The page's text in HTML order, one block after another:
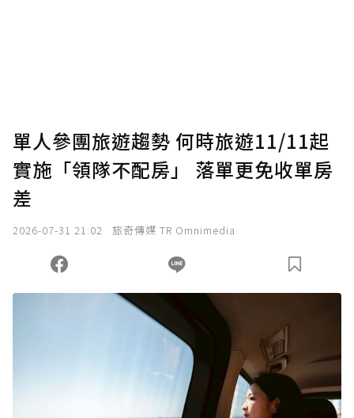
單人參團旅遊趨勢 何時旅遊11/11起
實施「領隊不配房」 落單更免收單房
差
2026-07-31 21:02 旅奇傳媒 TR Omnimedia